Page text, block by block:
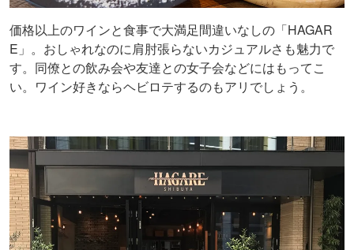
価格以上のワインと食事で大満足間違いなしの「HAGAR
E」。おしゃれなのに肩肘張らないカジュアルさも魅力で
す。同僚との飲み会や友達との女子会などにはもってこ
い。ワイン好きならヘビロテするのもアリでしょう。